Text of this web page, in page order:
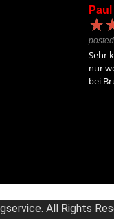
★
★
Sehr
nur
bei
All Rights